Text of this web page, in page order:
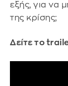
εξής, για να
της κρίσης;
Δείτε το